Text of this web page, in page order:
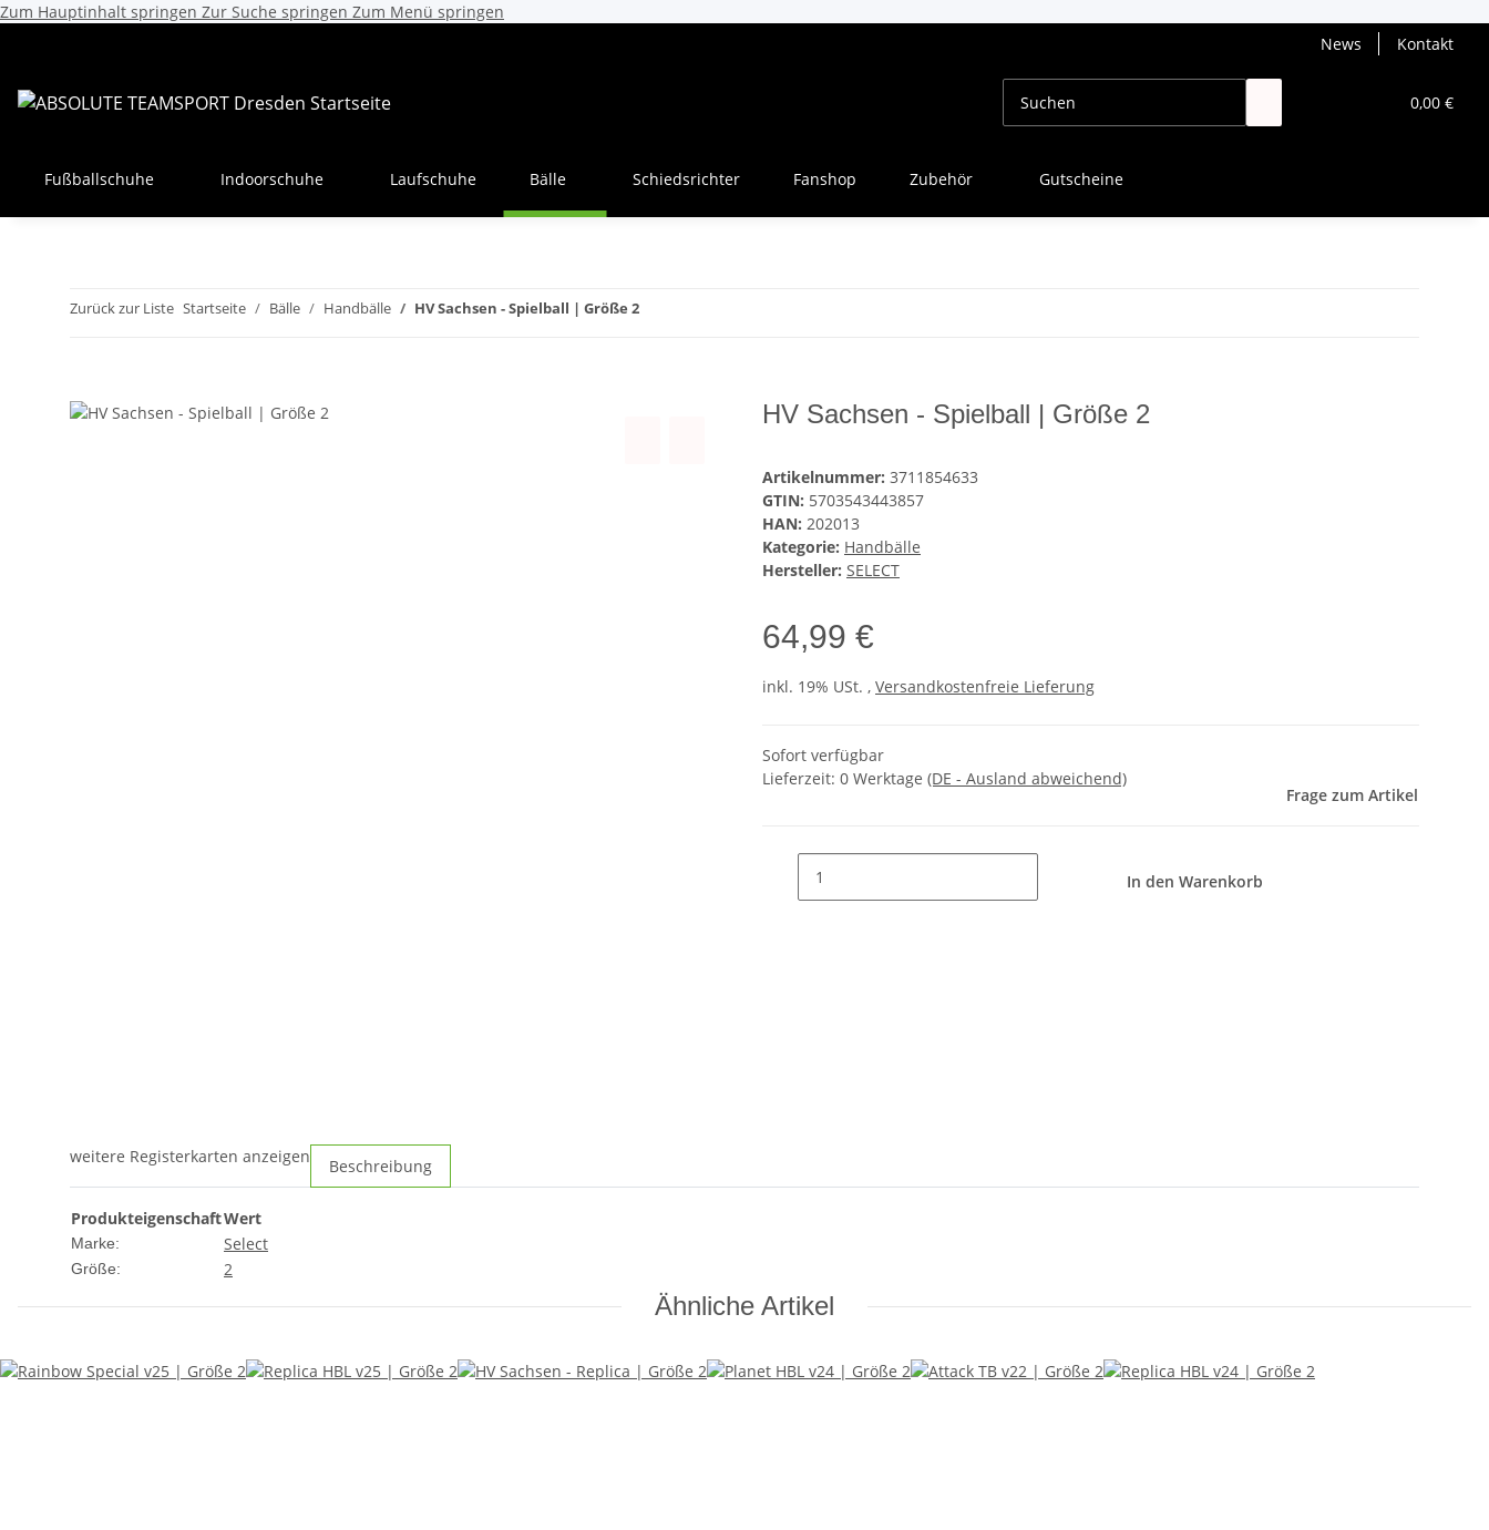
Zum Hauptinhalt springen Zur Suche springen Zum Menü springen
News
Kontakt
0,00 €
Fußballschuhe Indoorschuhe Laufschuhe Bälle Schiedsrichter Fanshop Zubehör Gutscheine
Zurück zur Liste Startseite Bälle Handbälle HV Sachsen - Spielball | Größe 2
HV Sachsen - Spielball | Größe 2
Artikelnummer: 3711854633
GTIN: 5703543443857
HAN: 202013
Kategorie: Handbälle
Hersteller: SELECT
64,99 €
inkl. 19% USt. , Versandkostenfreie Lieferung
Sofort verfügbar
Lieferzeit: 0 Werktage (DE - Ausland abweichend)
Frage zum Artikel
In den Warenkorb
weitere Registerkarten anzeigen Beschreibung
ProdukteigenschaftWert
Marke: Select
Größe: 2
Ähnliche Artikel